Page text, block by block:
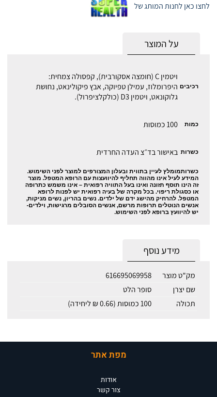
לחצו כאן לחנות המותג של
על המוצר
רכיבים
ויטמין C (חומצה אסקורבית), קפסולה צמחית:
היפרומלוז, עמילן טפיוקה, אבץ פיקולינאט, נחושת
גלוקונאט, ויטמין D3 (כולקלציפרול).
כמות 100 כמוסות
כשרות באישור בד״צ העדה החרדית
כשרותמומלץ לעיין בתווית ובעלון המצורפים למוצר לפני השימוש.
המידע לעיל אינו מהווה תחליף להיוועצות עם הרופא המטפל. מוצר
זה הינו תוסף תזונה ואינו בעל התוויה רפואית – אינו משמש כתרופה
או כסגולת ריפוי. בכל מקרה של בעיה רפואית יש לפנות לרופא
המטפל. להרחיק מהישג ידם של ילדים. נשים בהריון, נשים מניקות,
אנשים הנוטלים תרופות מרשם, אנשים הסובלים מרגישות, וילדים-
יש להיוועץ ברופא לפני השימוש.
מידע נוסף
מק"ט מוצר
616695069958
שם יצרן
סופר הלט
תכולה
100 כמוסות (0.66 ₪ ליחידה)
מפת אתר
אודות
צור קשר